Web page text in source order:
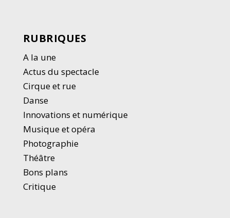
RUBRIQUES
A la une
Actus du spectacle
Cirque et rue
Danse
Innovations et numérique
Musique et opéra
Photographie
Théâtre
Bons plans
Critique